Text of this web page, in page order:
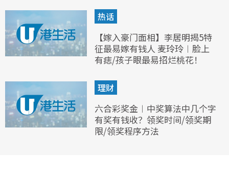
热话
【嫁入豪门面相】李居明揭5特
征最易嫁有钱人 麦玲玲︱脸上
有痣/孩子眼最易招烂桃花！
理财
六合彩奖金︱中奖算法中几个字
有奖有钱收？领奖时间/领奖期
限/领奖程序方法